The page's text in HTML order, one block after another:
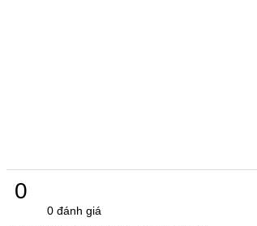
0
0 đánh giá